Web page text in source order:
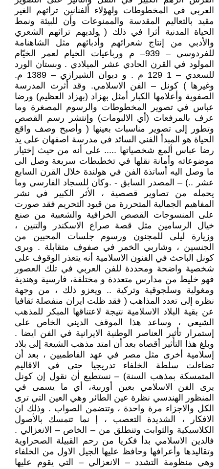
العربي في المخطوطات ولهؤلاء ألفنانين تراثهم الغير
مقيد بالتعاليم المقدسة والممنوعات وأن للبيئة ونمط
الحياة المدنية أثرا في ذلك ( ولديهم تراثهم الشعري
والأدبي من إنتاج شعرائهم وأٌدبائهم مثل الشاهنامة
للفردوسي – 939– م ورباعيات الخيام لعمر الخيّام
المولود في القرن الحادي عشر الميلادي . وبستان الورد
للسعدي – 1 129 م . و ديوان الشيرازي – 1389 م.
وغيرها ) كونل – الفن الاسلامي. وقد أثرت المدرسة
الصفوية وأعلامها الكبار أمثل بهزاد (بهزاد العظيم) ورضا
عباس في تصوير المخطوطات والرسوم المصغرة وما
عرف بالمرفعات (أي الالبومات) وإنتشر رسم القصص
وتطور إلى تصوير مناسبات بعينها ( وأصبح وصف واقع
الحياة هو المبدأ الفني السائد في مدرسة اصفهان على يد
رضا عباس ألمع شخصياتها ..... على أنه من حيث إختيار
موضوعاته وأمانة نقلها في تخطيطات سريعة وصل الى
ما وصل اليه أساتذة الفن في هولندة خلال القرن السابع
عشر ..) – المصدر السابق - .وكان للسجاد الفارسي وما
يحمله من تصاوير قصصية ، الأثر الكبير في نشر
المفاهيم الجمالية المتحررة من قيود التحريم فقد صورت
على المنسوجات القصص الخرافية والشعبية من صنع
خيال الرسامين مثل قصة صراع الاسكندر والتنين ،
وزيارة ليلى للمجنون ورسوم جلسات المحبين من
الجنسين ، وشاربي الخمر في صفوف متقابلة . ويرى
كونل الباحث في الفنون الاسلامية أنه يتعذر الوقوف على
شخصية واضحة ومحددة للفن العربي في تلك العصور
فهو خليط من مدارس متعددة و مختلفة، فارسية وهندية
ومغولية وسلجوقية وتركية .. ويعزو ذلك ، من وجهة
نظره إلى تعدد المذاهب ( فقد ظلت ايران منفصلة ثقافيا
عن بقية البلاد الاسلامية نتيجة لاعتناقها المبكر للمذهب
الشيعي ، وساعد هذا الموقف الديني الخاص على
إستمرار تأثير العناصر الوطنية الايرانية في الفن ايضا .
وبلغ هذا التأثير أقصاه بعد أن امتد مذهب الشيعة إلى بلاد
إسلامية أخرى مثل مصر في عهد الفاطميين ، بعد أن
تضاءلت سلطة الخلفاء تدريجيا حتى في الاقاليم
المتمسكة بمذهب السنة) – نستطيع أن نقول إن كونل
يرى الفن الاسلامي بعين أوربية، أي ما يسمى في
المنظور الهندسي نظرة عين الطائر وهي العين التي ترى
الكل والاجزاء مرة واحدة ، وتتضمن الصواب . وذلك ان
الافكار ، الشديدة التعصب ، إ نما تتمسك بالأصول
الكلاسيكية والثوابت وتنطلق من – الخاص – الانعزالي .
فالدين الاسلامي بدأ فكريا من رحم القبيلة الصحراوية
وتقاليدها وأعرافها وحافظ عليها الجيل الاول من الخلفاء
وهي منظومة التشدد – الانعزالي – التي يقوم عليها